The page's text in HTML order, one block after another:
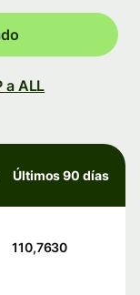
a ALL
Últimos 90 días
110,7630